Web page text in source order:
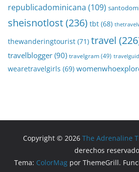
republicadominicana (109)
sheisnotlost(236) tbt (68)
thewanderingtourist (71) travel
travelblogger (90) travelgram(49)
wearetravelgirls (69)
Copyright © 2026 The Adrenaline
derechos
Tema: ColorMagpor ThemeGrill.